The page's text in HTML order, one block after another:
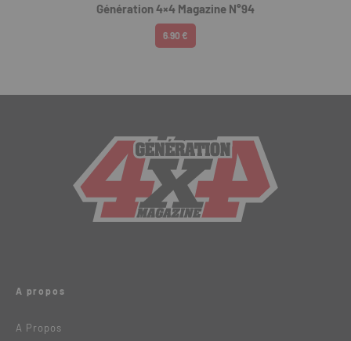
Génération 4×4 Magazine N°94
6.90 €
A propos
A Propos